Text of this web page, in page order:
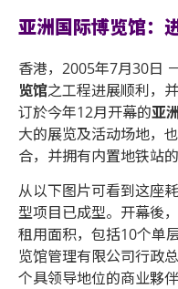
亚洲国际博览馆：
香港，2005年7月30日
览馆之工程进展顺利，
订於今年12月开幕的亚
大的展览及活动场地，
合，并拥有内置地铁站的
从以下图片可看到这座
型项目已成型。开幕後
租用面积，包括10个单
览馆管理有限公司行政
个具领导地位的商业夥